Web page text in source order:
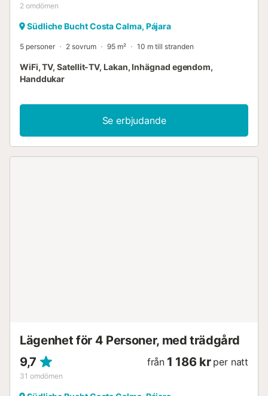
2 omdömen
Südliche Bucht Costa Calma, Pájara
5 personer 2 sovrum 95 m² 10 m till stranden
WiFi, TV, Satellit-TV, Lakan, Inhägnad egendom,
Handdukar
Se erbjudande
Lägenhet för 4 Personer, med trädgård
9,7
31 omdömen
från 1 186 kr per natt